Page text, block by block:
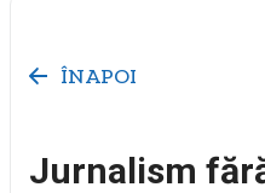
ÎNAPOI
Jurnalism